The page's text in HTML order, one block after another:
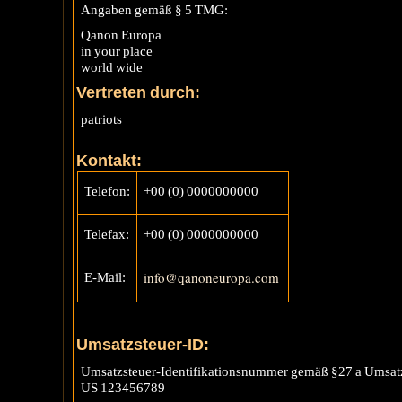
Angaben gemäß § 5 TMG:
Qanon Europa
in your place
world wide
Vertreten durch:
patriots
Kontakt:
Telefon: +00 (0) 0000000000
Telefax: +00 (0) 0000000000
E-Mail: info@qanoneuropa.com
Umsatzsteuer-ID:
Umsatzsteuer-Identifikationsnummer gemäß §27 a
US 123456789